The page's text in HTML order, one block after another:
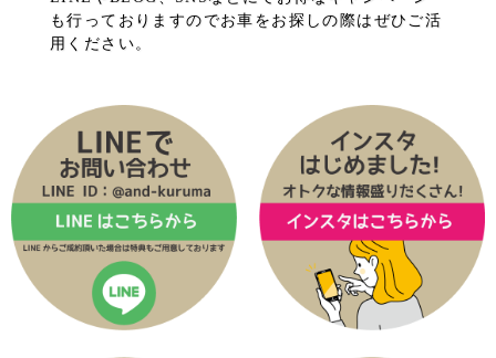
も行っておりますのでお車をお探しの際はぜひご活
用ください。